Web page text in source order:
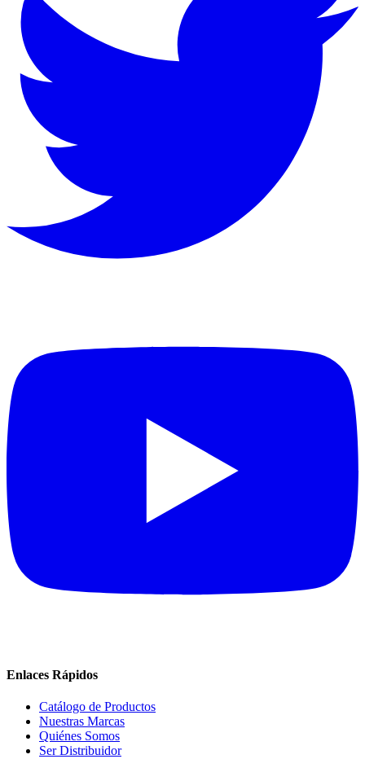
Enlaces Rápidos
Catálogo de Productos
Nuestras Marcas
Quiénes Somos
Ser Distribuidor